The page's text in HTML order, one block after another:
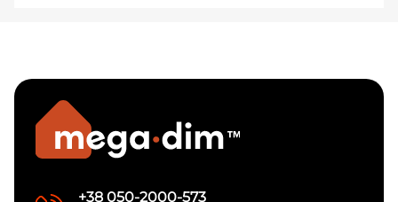
+38 050-2000-573